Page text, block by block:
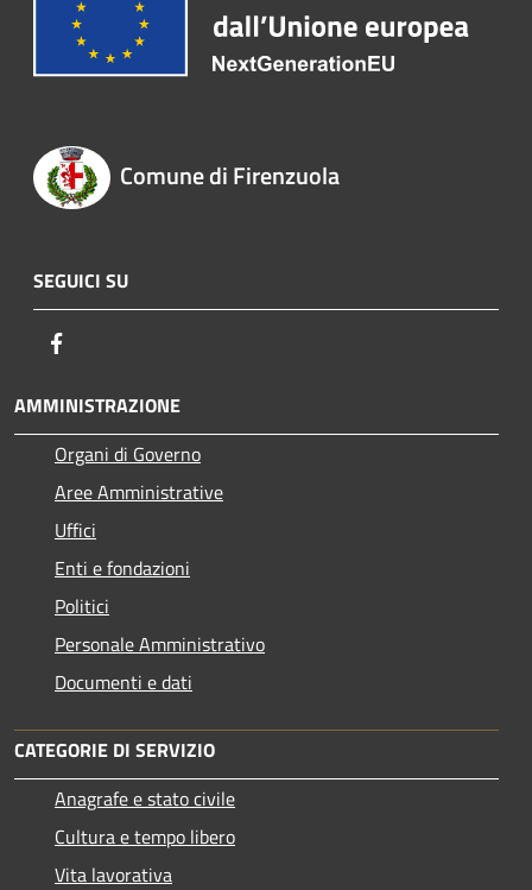
Comune di Firenzuola
SEGUICI SU
AMMINISTRAZIONE
Organi di Governo
Aree Amministrative
Uffici
Enti e fondazioni
Politici
Personale Amministrativo
Documenti e dati
CATEGORIE DI SERVIZIO
Anagrafe e stato civile
Cultura e tempo libero
Vita lavorativa